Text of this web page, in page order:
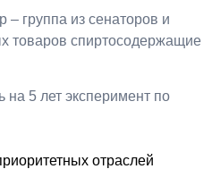
– группа из сенаторов и
товаров спиртосодержащие
на 5 лет эксперимент по
отраслей